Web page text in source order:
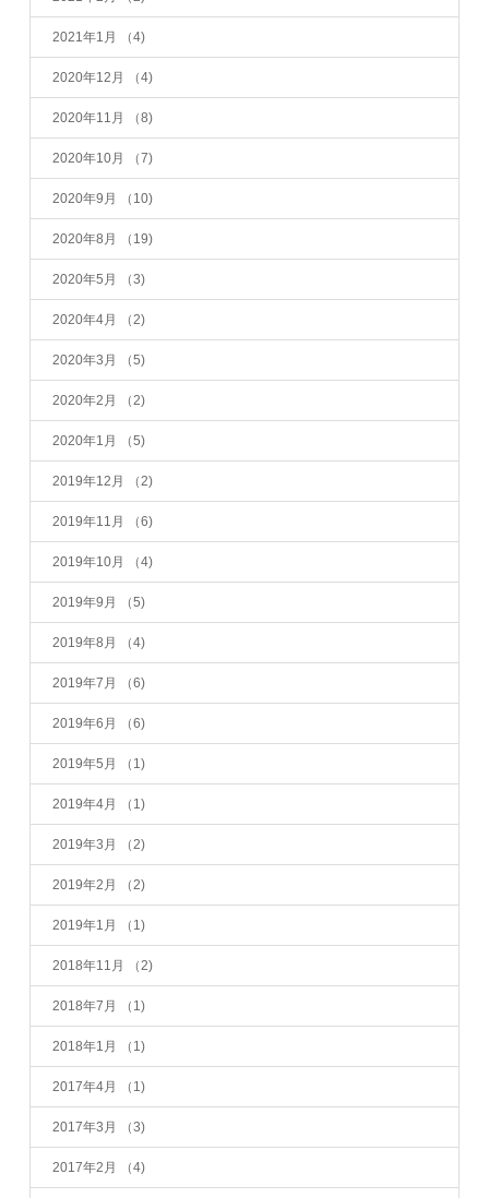
2021年1月 （4)
2020年12月 （4)
2020年11月 （8)
2020年10月 （7)
2020年9月 （10)
2020年8月 （19)
2020年5月 （3)
2020年4月 （2)
2020年3月 （5)
2020年2月 （2)
2020年1月 （5)
2019年12月 （2)
2019年11月 （6)
2019年10月 （4)
2019年9月 （5)
2019年8月 （4)
2019年7月 （6)
2019年6月 （6)
2019年5月 （1)
2019年4月 （1)
2019年3月 （2)
2019年2月 （2)
2019年1月 （1)
2018年11月 （2)
2018年7月 （1)
2018年1月 （1)
2017年4月 （1)
2017年3月 （3)
2017年2月 （4)